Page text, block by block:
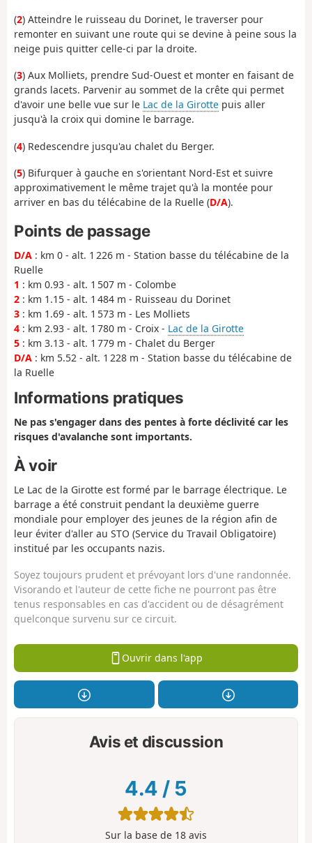
(2) Atteindre le ruisseau du Dorinet, le traverser pour
remonter en suivant une route qui se devine à peine sous la
neige puis quitter celle-ci par la droite.
(3) Aux Molliets, prendre Sud-Ouest et monter en faisant de
grands lacets. Parvenir au sommet de la crête qui permet
d'avoir une belle vue sur le Lac de la Girotte puis aller
jusqu'à la croix qui domine le barrage.
(4) Redescendre jusqu'au chalet du Berger.
(5) Bifurquer à gauche en s'orientant Nord-Est et suivre
approximativement le même trajet qu'à la montée pour
arriver en bas du télécabine de la Ruelle (D/A).
Points de passage
D/A : km 0 - alt. 1 226 m - Station basse du télécabine de la
Ruelle
1 : km 0.93 - alt. 1 507 m - Colombe
2 : km 1.15 - alt. 1 484 m - Ruisseau du Dorinet
3 : km 1.69 - alt. 1 573 m - Les Molliets
4 : km 2.93 - alt. 1 780 m - Croix - Lac de la Girotte
5 : km 3.13 - alt. 1 779 m - Chalet du Berger
D/A : km 5.52 - alt. 1 228 m - Station basse du télécabine de
la Ruelle
Informations pratiques
Ne pas s'engager dans des pentes à forte déclivité car les
risques d'avalanche sont importants.
À voir
Le Lac de la Girotte est formé par le barrage électrique. Le
barrage a été construit pendant la deuxième guerre
mondiale pour employer des jeunes de la région afin de
leur éviter d'aller au STO (Service du Travail Obligatoire)
institué par les occupants nazis.
Soyez toujours prudent et prévoyant lors d'une randonnée.
Visorando et l'auteur de cette fiche ne pourront pas être
tenus responsables en cas d'accident ou de désagrément
quelconque survenu sur ce circuit.
Ouvrir dans l'app
Avis et discussion
4.4 / 5
Sur la base de 18 avis